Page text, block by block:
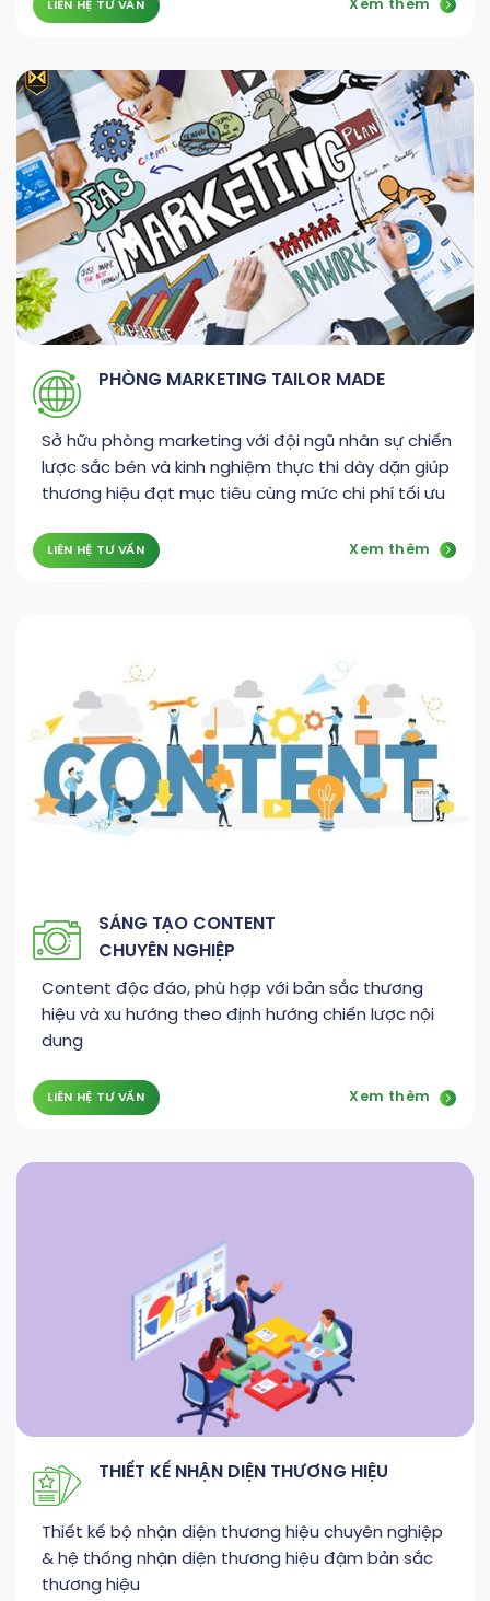
LIÊN HỆ TƯ VẤN Xem thêm
PHÒNG MARKETING TAILOR MADE
Sở hữu phòng marketing với đội ngũ nhân sự chiến
lược sắc bén và kinh nghiệm thực thi dày dặn giúp
thương hiệu đạt mục tiêu cùng mức chi phí tối ưu
LIÊN HỆ TƯ VẤN Xem thêm
SÁNG TẠO CONTENT
CHUYÊN NGHIỆP
Content độc đáo, phù hợp với bản sắc thương
hiệu và xu hướng theo định hướng chiến lược nội
dung
LIÊN HỆ TƯ VẤN Xem thêm
THIẾT KẾ NHẬN DIỆN THƯƠNG HIỆU
Thiết kế bộ nhận diện thương hiệu chuyên nghiệp
& hệ thống nhận diện thương hiệu đậm bản sắc
thương hiệu